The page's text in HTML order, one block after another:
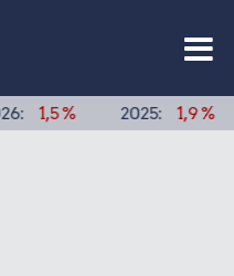
2025: 1,9 % 2024: